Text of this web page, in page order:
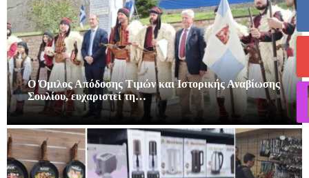
Ο Όμιλος Απόδοσης Τιμών και Ιστορικής Αναβίωσης
Σουλίου, ευχαριστεί τη…